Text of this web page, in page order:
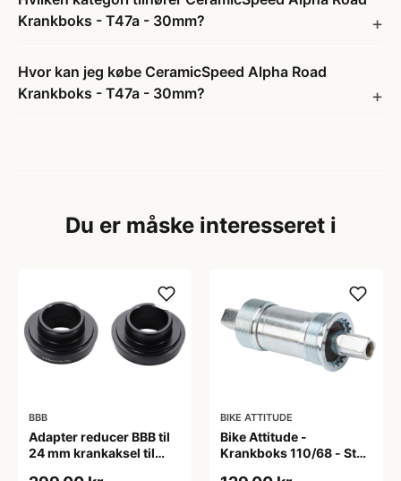
Krankboks - T47a - 30mm?
Hvor kan jeg købe CeramicSpeed Alpha Road
Krankboks - T47a - 30mm?
Du er måske interesseret i
BBB
Adapter reducer BBB til
24 mm krankaksel til
BIKE ATTITUDE
Bike Attitude -
Krankboks 110/68 - Stål